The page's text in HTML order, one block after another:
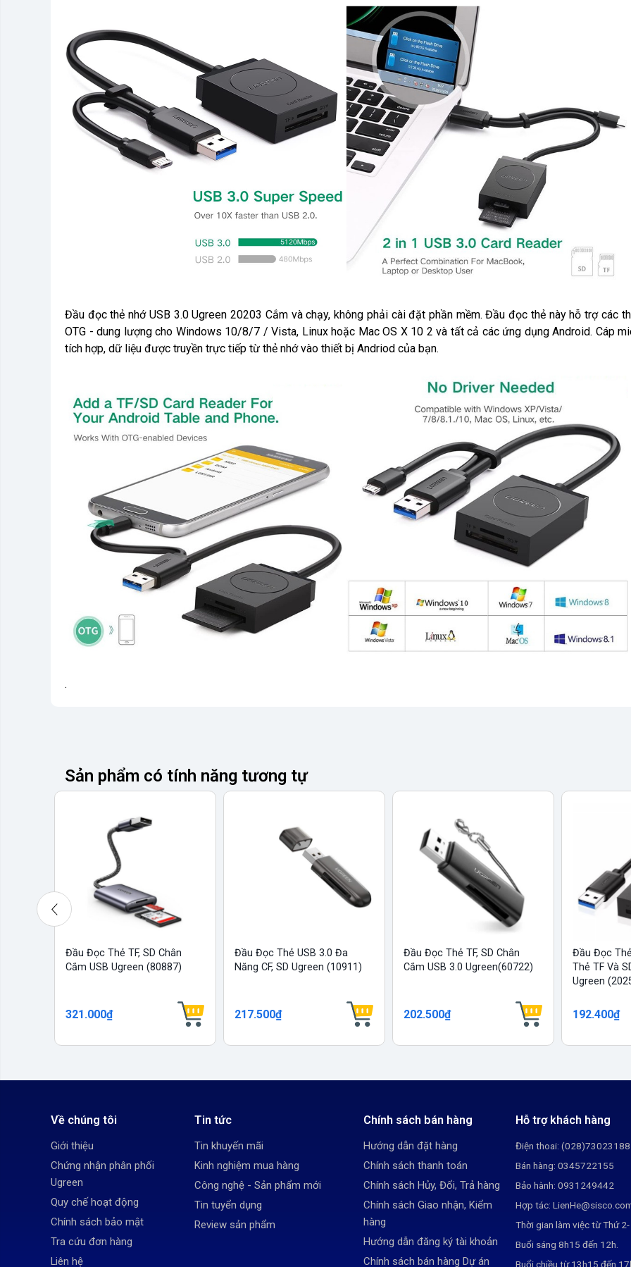
Đầu đọc thẻ nhớ USB 3.0 Ugreen 20203 Cắm và chạy, không phải cài đặt phần mềm. Đầu đọc thẻ này hỗ trợ các
OTG - dung lượng cho Windows 10/8/7 / Vista, Linux hoặc Mac OS X 10 2 và tất cả các ứng dụng Android. Cáp
tích hợp, dữ liệu được truyền trực tiếp từ thẻ nhớ vào thiết bị Andriod của bạn.
.
Sản phẩm có tính năng tương tự
Đầu Đọc Thẻ TF, SD Chân
Cắm USB Ugreen (80887)
321.000₫
Đầu Đọc Thẻ USB 3.0 Đa
Năng CF, SD Ugreen (10911)
217.500₫
Đầu Đọc Thẻ TF, SD Chân
Cắm USB 3.0 Ugreen(60722)
202.500₫
Đầu Đọc
Thẻ TF Và
Ugreen
192.400₫
Về chúng tôi
Giới thiệu
Chứng nhận phân phối
Ugreen
Quy chế hoạt động
Chính sách bảo mật
Tra cứu đơn hàng
Liên hệ
Tin tức
Tin khuyến mãi
Kinh nghiệm mua hàng
Công nghệ - Sản phẩm mới
Tin tuyển dụng
Review sản phẩm
Chính sách bán hàng
Hướng dẫn đặt hàng
Chính sách thanh toán
Chính sách Hủy, Đổi, Trả hàng
Chính sách Giao nhận, Kiểm
hàng
Hướng dẫn đăng ký tài khoản
Chính sách bán hàng Dự án
Hỗ trợ khách hàng
Điện thoai: (028)73023188
Bán hàng: 0345722155
Bảo hành: 0931249442
Hợp tác:
Thời gian làm việc từ Thứ
Buổi sáng 8h15 đến 12h.
Buổi chiều từ 13h15 đến